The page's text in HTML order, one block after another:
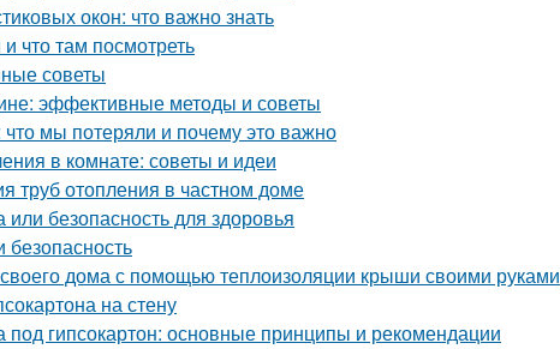
окон: что важно знать
что там посмотреть
советы
эффективные методы и советы
мы потеряли и почему это важно
в комнате: советы и идеи
труб отопления в частном доме
или безопасность для здоровья
дома с помощью теплоизоляции крыши своими руками
на стену
под гипсокартон: основные принципы и рекомендации